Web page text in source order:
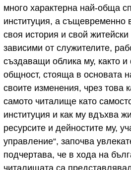
много характерна най-обща
институция, а същевременно
своя история и свой
зависими от служителите,
създаващи облика му, както и
общност, стояща в основата
своите изменения, чрез това
самото читалище като
институция и как му вдъхва
ресурсите и дейностите му,
управление“, започва
подчертава, че в хода на
читалищата са